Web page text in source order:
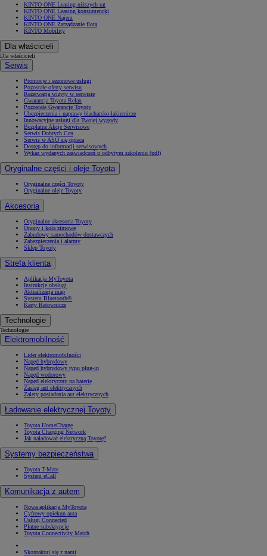
KINTO ONE Leasing niższych rat
KINTO ONE Leasing konsumencki
KINTO ONE Najem
KINTO ONE Zarządzanie flotą
KINTO Mobility
Dla właścicieli
Dla właścicieli
Serwis
Promocje i sezonowe usługi
Pozostałe oferty serwisu
Rezerwacja wizyty w serwisie
Gwarancja Toyota Relax
Pozostałe Gwarancje Toyoty
Ubezpieczenia i naprawy blacharsko-lakiernicze
Innowacyjne usługi dla Twojej wygody
Bezpłatne Akcje Serwisowe
Serwis Dobrych Cen
Serwis w ASO się opłaca
Dostęp do informacji serwisowych
Wykaz wydanych zaświadczeń o odbytym szkoleniu (pdf)
Oryginalne części i oleje Toyota
Oryginalne części Toyoty
Oryginalne oleje Toyoty
Akcesoria
Oryginalne akcesoria Toyoty
Opony i koła zimowe
Zabudowy samochodów dostawczych
Zabezpieczenia i alarmy
Sklep Toyoty
Strefa klienta
Aplikacja MyToyota
Instrukcje obsługi
Aktualizacja map
System Bluetooth®
Karty Ratownicze
Technologie
Technologie
Elektromobilność
Lider elektromobilności
Napęd hybrydowy
Napęd hybrydowy typu plug-in
Napęd wodorowy
Napęd elektryczny na baterię
Zasięg aut elektrycznych
Zalety posiadania aut elektrycznych
Ładowanie elektrycznej Toyoty
Toyota HomeCharge
Toyota Charging Network
Jak naładować elektryczną Toyotę?
Systemy bezpieczeństwa
Toyota T-Mate
System eCall
Komunikacja z autem
Nowa aplikacja MyToyota
Cyfrowy opiekun auta
Usługi Connected
Płatne subskrypcje
Toyota Connectivity Match
Skontaktuj się z nami